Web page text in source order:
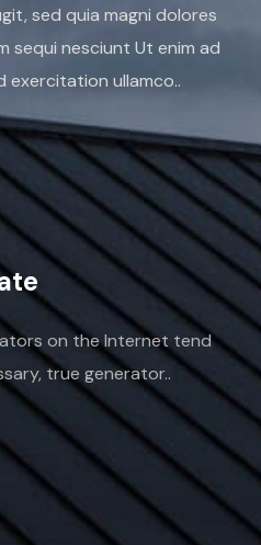
sed quia magni dolores
sequi nesciunt Ut enim ad
exercitation ullamco..
on the Internet tend
true generator..